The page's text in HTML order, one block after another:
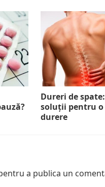
Dureri de
soluții pentru
durere
a publica un